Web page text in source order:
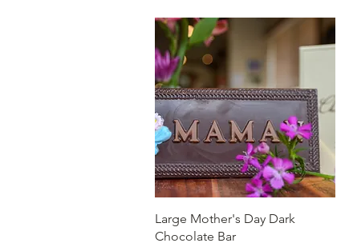
त्वरित दृश्य
Large Mother's Day Dark
Chocolate Bar